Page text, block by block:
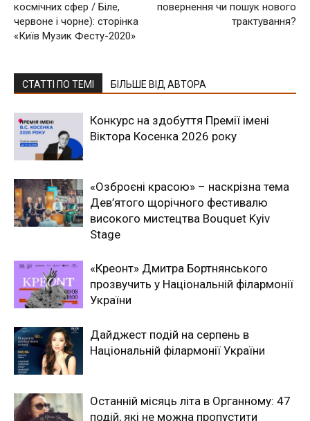
космічних сфер / Біле,
червоне і чорне): сторінка
«Київ Музик Фесту-2020»
повернення чи пошук нового
трактування?
СТАТТІ ПО ТЕМІ БІЛЬШЕ ВІД АВТОРА
Конкурс на здобуття Премії імені
Віктора Косенка 2026 року
«Озброєні красою» – наскрізна тема
Дев’ятого щорічного фестивалю
високого мистецтва Bouquet Kyiv
Stage
«Креонт» Дмитра Бортнянського
прозвучить у Національній філармонії
України
Дайджест подій на серпень в
Національній філармонії України
Останній місяць літа в Органному: 47
подій, які не можна пропустити